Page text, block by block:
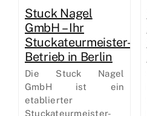
Stuck Nagel
GmbH – Ihr
Stuckateurmeister-
Betrieb in Berlin
Die Stuck Nagel
GmbH ist ein
etablierter
Stuckateurmeister-